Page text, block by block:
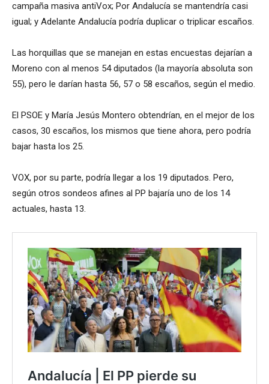
campaña masiva antiVox; Por Andalucía se mantendría casi
igual; y Adelante Andalucía podría duplicar o triplicar escaños.
Las horquillas que se manejan en estas encuestas dejarían a
Moreno con al menos 54 diputados (la mayoría absoluta son
55), pero le darían hasta 56, 57 o 58 escaños, según el medio.
El PSOE y María Jesús Montero obtendrían, en el mejor de los
casos, 30 escaños, los mismos que tiene ahora, pero podría
bajar hasta los 25.
VOX, por su parte, podría llegar a los 19 diputados. Pero,
según otros sondeos afines al PP bajaría uno de los 14
actuales, hasta 13.